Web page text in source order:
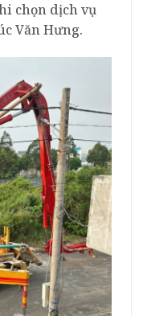
chọn dịch vụ
Văn Hưng.